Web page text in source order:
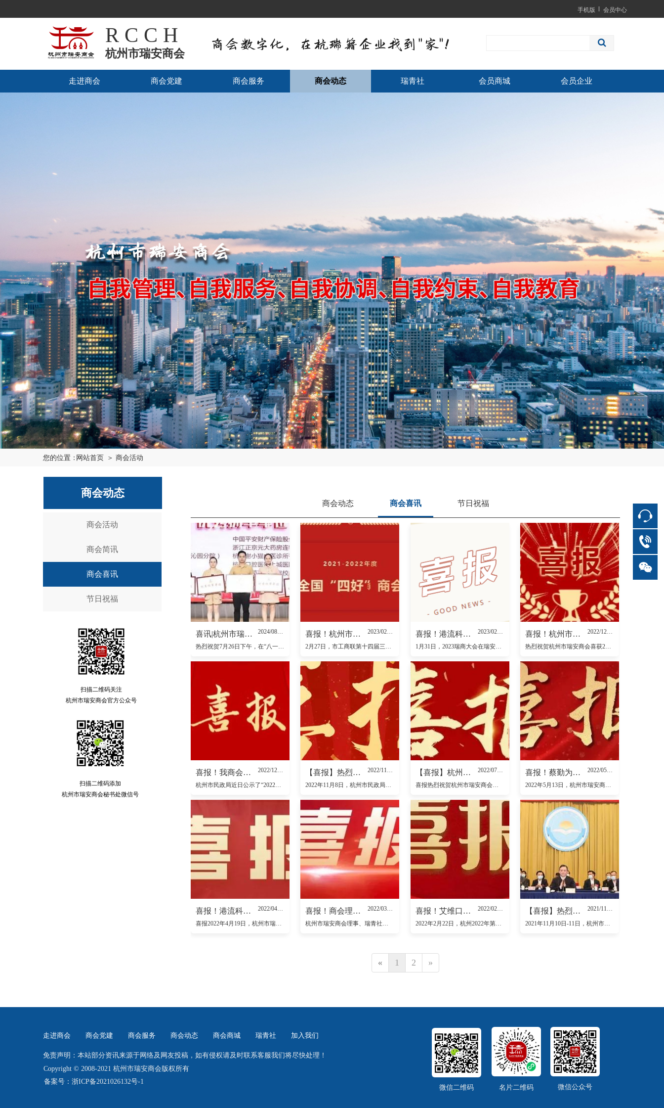
手机版 会员中心
杭州市瑞安商会
R C C H
走进商会 商会党建 商会服务 商会动态 瑞青社 会员商城 会员企业
您的位置：网站首页 ＞ 商会活动
扫描二维码添加
杭州市瑞安商会秘书处微信号
扫描二维码关注
杭州市瑞安商会官方公众号
商会动态
商会活动
商会简讯
商会喜讯
节日祝福
商会动态 商会喜讯 节日祝福
喜讯|杭州市瑞安商会获“优秀拥军单位”荣誉 2024/08/05
热烈祝贺7月26日下午，在“八一”建军节即将到来之际，杭州市上城区在笕桥街道隆重举行以“红星闪耀 双拥共融”为主题的中国人民解放军建军97周年暨红星双拥社区联盟品牌发布、红星之家成立十周年庆祝活动。杭
喜报！杭州市工商联第十四届三次执委会议表彰先进，杭州市瑞安商会荣获全国“四好”商会荣誉奖牌 2023/02/28
2月27日，市工商联第十四届三次执委会会议召开。
喜报！港流科技绿色建筑新材料生产基地项目在瑞安正式签约 2023/02/04
1月31日，2023瑞商大会在瑞安市人民政府市政会议中心隆重召开，港流绿色建筑新材料生产基地项目正式签约。
喜报！杭州市瑞安商会荣获2021-2022年度全国“四好”商会 2022/12/14
热烈祝贺杭州市瑞安商会喜获2021-2022年度全国“四好”商会荣誉称号。
喜报！我商会入选2022年度杭州市本级社会组织承接政府转移职能和购买服务推荐单位 2022/12/14 【喜报】热烈祝贺我商会获得“5A等级社会组织”荣誉称号！ 【喜报】杭州市瑞安商会党支部荣获2021年度“优秀特色党建品牌项目” 2022/07/28
喜报热烈祝贺杭州市瑞安商会党支部荣获杭州市工商联直属商会党委2021年度“优秀特色党建品牌项目”2022年7月27-29日，杭州市工商联、中共杭州市工商业联合会直属商会委员会组织直属商会秘书长、基层
喜报！蔡勤为律师荣获2021年度上城区“高端商务青年人才”
喜报！港流科技举行上市启动仪式！ 2022/04/20 喜报！商会理事、企业服务团成员蔡勤为当选省未成年人刑事司法研究会理事 喜报！艾维口腔成为杭州亚运会官方供应商 2022/02/23
2022年2月22日，杭州2022年第19届亚运会第二次赞助企业大会在杭州隆重召开。艾维口腔总经理陈俊应邀出席，并接受亚组委授牌。至此，艾维口腔正式成为杭州2022年第19届亚运会官方口腔健康服务供
【喜报】热烈祝贺会长蔡永达当选杭州市工商联（总商会）第十四届执行委员会委员
« 1 2 »
Copyright © 2008-2021 杭州市瑞安商会版权所有
微信公众号
备案号：浙ICP备2021026132号-1
名片二维码
走进商会 商会党建 商会服务 商会动态 商会商城 瑞青社 加入我们
免责声明：本站部分资讯来源于网络及网友投稿，如有侵权请及时联系客服我们将尽快处理！
微信二维码